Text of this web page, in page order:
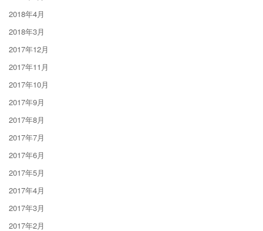
2018年4月
2018年3月
2017年12月
2017年11月
2017年10月
2017年9月
2017年8月
2017年7月
2017年6月
2017年5月
2017年4月
2017年3月
2017年2月